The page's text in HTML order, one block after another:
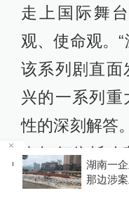
走上国际舞
观、使命观。“
该系列剧直面
兴的一系列重
性的深刻解答
人如何依托改
敢为天下先，
湖南一企
那边涉案